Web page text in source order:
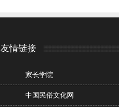
友情链接
家长学院
中国民俗文化网